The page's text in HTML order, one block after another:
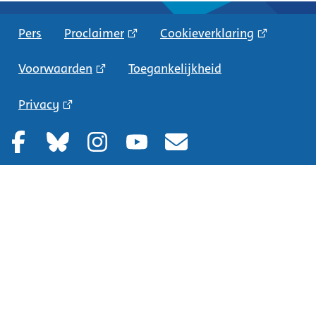
Pers Proclaimer Cookieverklaring
Voorwaarden Toegankelijkheid
Privacy